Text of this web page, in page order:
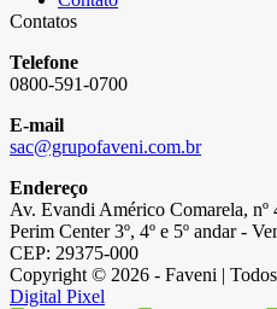
Contatos
Telefone
0800-591-0700
E-mail
sac@grupofaveni.com.br
Endereço
Av. Evandi Américo Comarela,
Perim Center 3º, 4º e 5º andar -
CEP: 29375-000
Copyright © 2026 - Faveni |
Digital Pixel